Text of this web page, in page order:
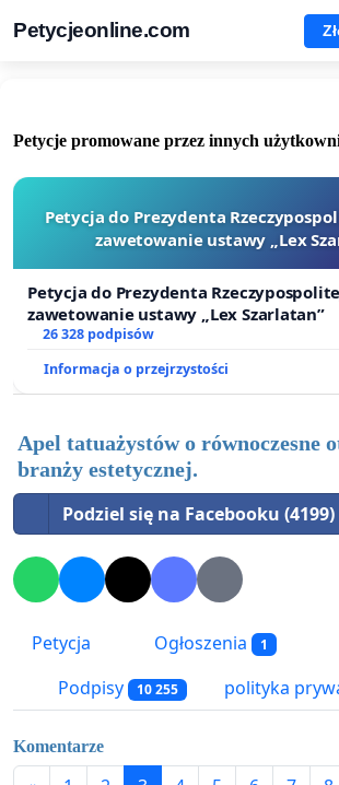
Petycjeonline.com
Petycje promowane przez innych
Petycja do Prezydenta
zawetowanie ustawy „Lex
Petycja do Prezydenta
zawetowanie ustawy „Lex Szarlatan”
26 328 podpisów
Informacja o przejrzystości
Apel tatuażystów o równoczesne
branży estetycznej.
Podziel się na Facebooku (4199)
Petycja Ogłoszenia 1
Podpisy 10 255 polityka
Komentarze